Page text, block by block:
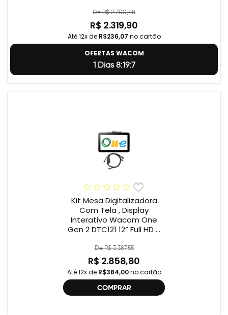
De R$ 2.700,48
R$ 2.319,90
Até 12x de R$236,07 no cartão
OFERTAS WACOM
1 Dias 8:19:6
Kit Mesa Digitalizadora
Com Tela , Display
Interativo Wacom One
Gen 2 DTC121 12” Full HD +
geração , DTC121 ,
DTH134W,
De R$ 3.387,55
R$ 2.858,80
Até 12x de R$384,00no cartão
COMPRAR